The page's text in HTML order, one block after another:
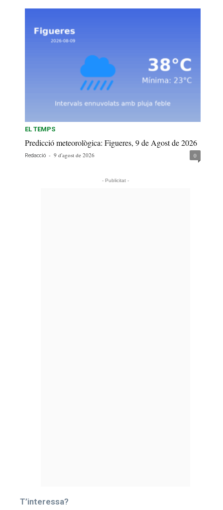
EL TEMPS
Predicció meteorològica: Figueres, 9 de Agost de 2026
Redacció - 9 d'agost de 2026 0
- Publicitat -
T’interessa?